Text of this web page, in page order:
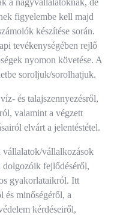
figyelembe kell majd
készítése során.
tevékenységében rejlő
nyomon követése. A
soroljuk/sorolhatjuk.
és talajszennyezésről,
valamint a végzett
elvárt a jelentéstétel.
vállalatok/vállalkozások
fejlődéséről,
gyakorlataikról. Itt
és minőségéről, a
kérdéseiről,